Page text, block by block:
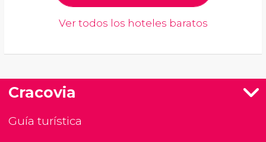
Ver todos los hoteles baratos
Cracovia
Guía turística